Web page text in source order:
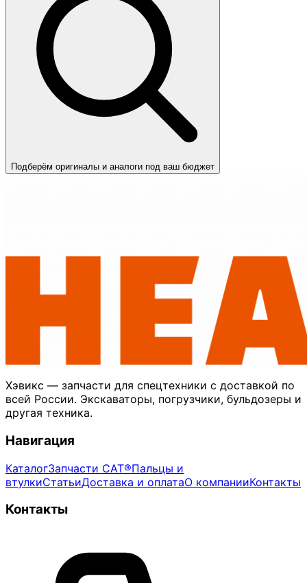
Подберём оригиналы и аналоги под ваш бюджет
Хэвикс — запчасти для спецтехники с доставкой по
всей России. Экскаваторы, погрузчики, бульдозеры и
другая техника.
Навигация
КаталогЗапчасти CAT®Пальцы и
втулкиСтатьиДоставка и оплатаО компанииКонтакты
Контакты